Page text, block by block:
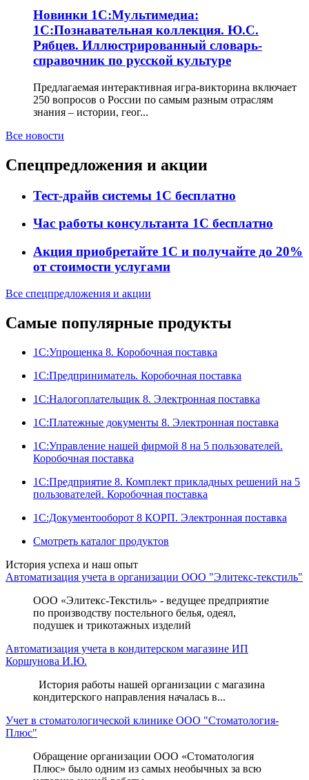
Новинки 1С:Мультимедиа:
1С:Познавательная коллекция. Ю.С.
Рябцев. Иллюстрированный словарь-
справочник по русской культуре
Предлагаемая интерактивная игра-викторина включает
250 вопросов о России по самым разным отраслям
знания – истории, геог...
Все новости
Спецпредложения и акции
Тест-драйв системы 1С бесплатно
Час работы консультанта 1С бесплатно
Акция приобретайте 1С и получайте до 20%
от стоимости услугами
Все спецпредложения и акции
Самые популярные продукты
1С:Упрощенка 8. Коробочная поставка
1С:Предприниматель. Коробочная поставка
1С:Налогоплательщик 8. Электронная поставка
1С:Платежные документы 8. Электронная поставка
1С:Управление нашей фирмой 8 на 5 пользователей.
Коробочная поставка
1С:Предприятие 8. Комплект прикладных решений на 5
пользователей. Коробочная поставка
1С:Документооборот 8 КОРП. Электронная поставка
Смотреть каталог продуктов
История успеха и наш опыт
Автоматизация учета в организации ООО "Элитекс-текстиль"
ООО «Элитекс-Текстиль» - ведущее предприятие
по производству постельного белья, одеял,
подушек и трикотажных изделий
Автоматизация учета в кондитерском магазине ИП
Коршунова И.Ю.
История работы нашей организации с магазина
кондитерского направления началась в...
Учет в стоматологической клинике ООО "Стоматология-
Плюс"
Обращение организации ООО «Стоматология
Плюс» было одним из самых необычных за всю